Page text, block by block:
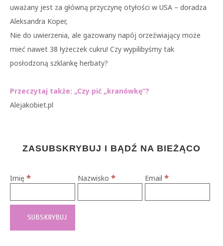
uważany jest za główną przyczynę otyłości w USA – doradza
Aleksandra Koper,
Nie do uwierzenia, ale gazowany napój orzeźwiający może
mieć nawet 38 łyżeczek cukru! Czy wypilibyśmy tak
posłodzoną szklankę herbaty?
Przeczytaj także: „Czy pić „kranówkę”?
Alejakobiet.pl
ZASUBSKRYBUJ I BĄDŹ NA BIEŻĄCO
Imię * Nazwisko * Email*